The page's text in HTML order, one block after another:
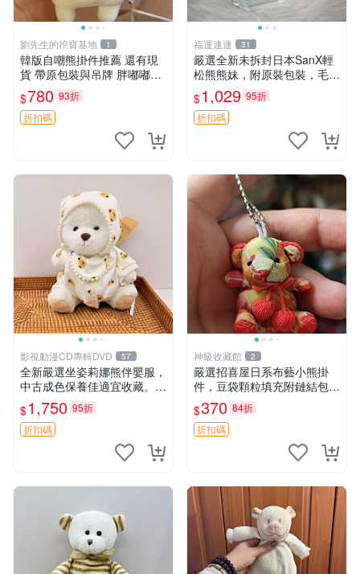
劉先生的挖寶基地 1
韓版自嘲熊掛件推薦 還有現
貨 帶原包裝與吊牌 胖嘟嘟超
可愛 毛絨手感佳 小熊掛件 自
嘲抱枕 小熊抱枕
$780 93折
折扣碼
福運連連 31
嚴選全新未拆封日本SanX輕
松熊熊妹，附原裝包裝，毛絨
質地極佳，細膩可愛，推薦收
藏兼送禮，適合女性好友或家
人，限量釋出。鬆熊、熊玩
$1,029 95折
折扣碼
影視動漫CD專輯DVD 57
全新嚴選坐姿莉娜熊伴嬰服，
中古成色保養佳適宜收藏。無
盒子但品質完好，快速出貨。
建議入手！ 中古 玩偶 滬漫
$1,750 95折
折扣碼
神級收藏館 2
嚴選招喜屋日系布藝小熊掛
件，豆袋顆粒填充附鏈結包與
鑰匙叢聚毛絨公仔 和風小熊
毛絨公仔 豆袋掛件
$370 84折
折扣碼